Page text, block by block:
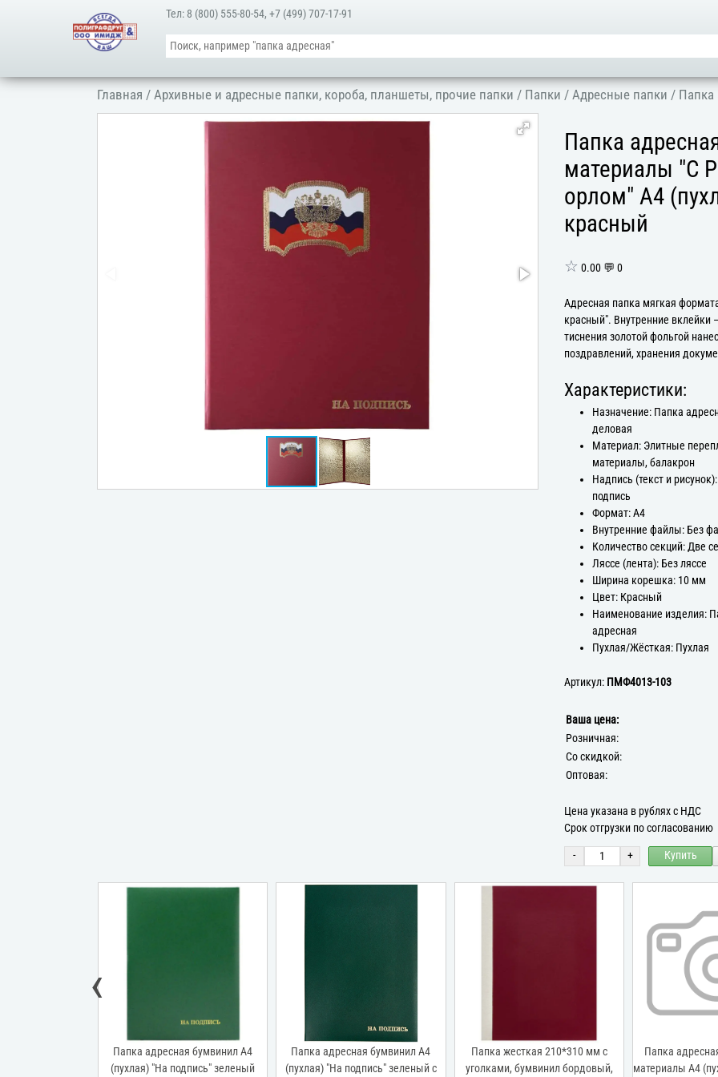
Тел: 8 (800) 555-80-54,+7 (499) 707-17-91
Главная /Архивные и адресные папки, короба, планшеты, прочие папки / Папки /Адресные папки / Папка
Папка
материалы "С
орлом" А4
красный
☆ 0.00 💬 0
Адресная папка мягкая
красный". Внутренние вклейки
тиснения золотой фольгой
поздравлений, хранения
Характеристики:
Назначение: Папка
деловая
Материал: Элитные
материалы, балакрон
Надпись (текст и
подпись
Формат: А4
Внутренние файлы: Без
Количество секций: Две
Ляссе (лента): Без ляссе
Ширина корешка: 10 мм
Цвет: Красный
Наименование изделия:
адресная
Пухлая/Жёсткая: Пухлая
Артикул: ПМФ4013-103
Ваша цена:
Розничная:
Со скидкой:
Оптовая:
Цена указана в рублях с НДС
Срок отгрузки по согласованию
- + Купить
Папка адресная бумвинил А4
(пухлая) "На подпись" зеленый
Папка адресная бумвинил А4
(пухлая) "На подпись" зеленый с
Папка жесткая 210*310 мм с
уголками, бумвинил бордовый,
Папка
материалы А4
‹